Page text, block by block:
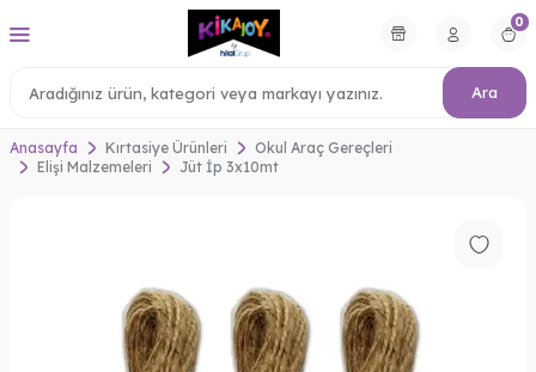
Ara
0
Anasayfa Kırtasiye Ürünleri
Okul Araç Gereçleri
Elişi Malzemeleri
Jüt İp 3x10mt